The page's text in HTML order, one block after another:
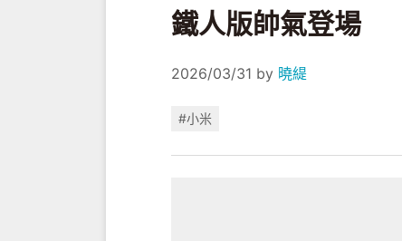
鐵人版帥氣登場
2026/03/31 by 曉緹
#小米